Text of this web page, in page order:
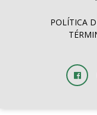
POLÍTICA